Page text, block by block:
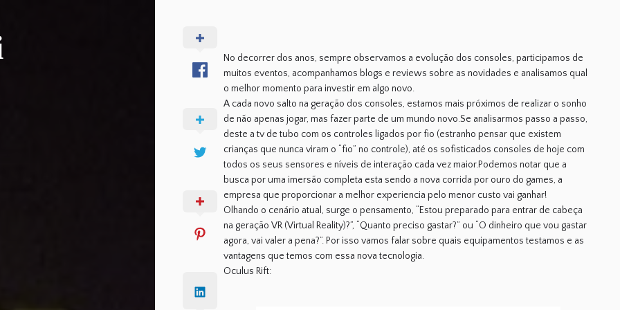
No decorrer dos anos, sempre observamos a evolução dos consoles, participamos de
muitos eventos, acompanhamos blogs e reviews sobre as novidades e analisamos qual
o melhor momento para investir em algo novo.
A cada novo salto na geração dos consoles, estamos mais próximos de realizar o sonho
de não apenas jogar, mas fazer parte de um mundo novo.Se analisarmos passo a passo,
deste a tv de tubo com os controles ligados por fio (estranho pensar que existem
crianças que nunca viram o “fio” no controle), até os sofisticados consoles de hoje com
todos os seus sensores e níveis de interação cada vez maior.Podemos notar que a
busca por uma imersão completa esta sendo a nova corrida por ouro do games, a
empresa que proporcionar a melhor experiencia pelo menor custo vai ganhar!
Olhando o cenário atual, surge o pensamento, “Estou preparado para entrar de cabeça
na geração VR (Virtual Reality)?”, “Quanto preciso gastar?” ou “O dinheiro que vou gastar
agora, vai valer a pena?”. Por isso vamos falar sobre quais equipamentos testamos e as
vantagens que temos com essa nova tecnologia.
Oculus Rift: